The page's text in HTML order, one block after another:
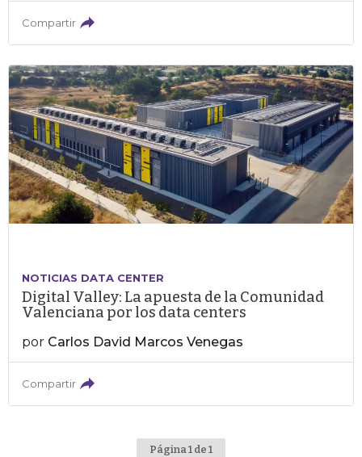
Compartir
NOTICIAS DATA CENTER
Digital Valley: La apuesta de la Comunidad
Valenciana por los data centers
por Carlos David Marcos Venegas
Compartir
Página 1 de 1